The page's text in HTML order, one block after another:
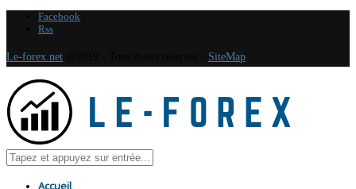
Facebook
Rss
Le-forex.net SiteMap
Accueil